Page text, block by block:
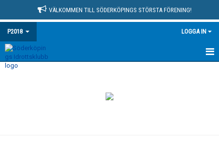
VÄLKOMMEN TILL SÖDERKÖPINGS STÖRSTA FÖRENING!
P2018 LOGGA IN
HEM